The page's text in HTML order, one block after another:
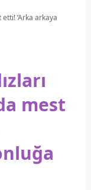
etti! ‘Arka arkaya
mest